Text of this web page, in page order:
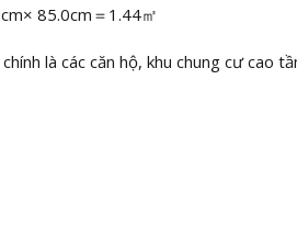
85.0cm＝1.44㎡
là các căn hộ, khu chung cư cao